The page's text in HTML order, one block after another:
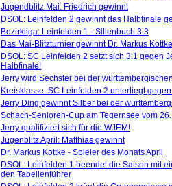
Jugendblitz Mai: Friedrich gewinnt
DSOL: Leinfelden 2 gewinnt das Halbfinale
Bezirkliga: Leinfelden 1 - Sillenbuch 3:3
Das Mai-Blitzturnier gewinnt Dr. Markus
DSOL: SC Leinfelden 2 setzt sich 3:1 gegen
Halbfinale!
Jerry wird Sechster bei der
Kreisklasse: SC Leinfelden 2 unterliegt
Jerry Ding gewinnt Silber bei der
Schach-Senioren-Cup am Tegernsee vom
Jerry qualifiziert sich für die WJEM!
Jugenblitz April: Matthias gewinnt
Dr. Markus Kottke - Spieler des Monats April
DSOL: Leinfelden 1 beendet die Saison mit
den Tabellenführer